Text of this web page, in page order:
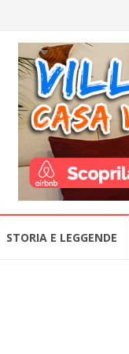
STORIA E LEGGENDE